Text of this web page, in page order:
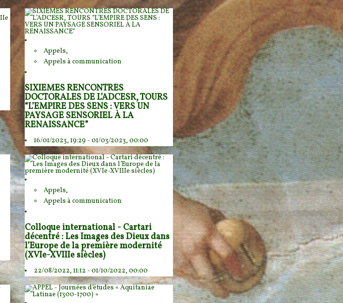
Appels,
Appels à communication
SIXIEMES RENCONTRES
DOCTORALES DE L’ADCESR, TOURS
“L’EMPIRE DES SENS : VERS UN
PAYSAGE SENSORIEL À LA
RENAISSANCE”
16/01/2023, 19:29 - 01/03/2023, 00:00
Appels,
Appels à communication
Colloque international - Cartari
décentré : Les Images des Dieux dans
l’Europe de la première modernité
(XVIe-XVIIIe siècles)
22/08/2022, 11:12 - 01/10/2022, 00:00